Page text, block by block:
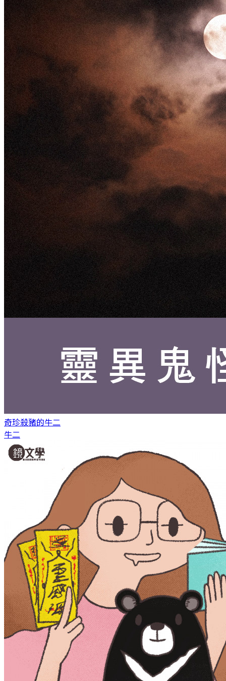
奇珍殺豬的牛二
牛二